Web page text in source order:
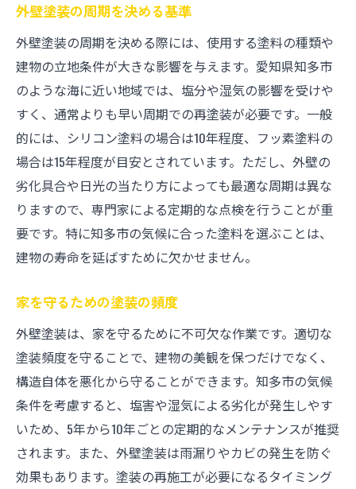
外壁塗装の周期を決める基準
外壁塗装の周期を決める際には、使用する塗料の種類や
建物の立地条件が大きな影響を与えます。愛知県知多市
のような海に近い地域では、塩分や湿気の影響を受けや
すく、通常よりも早い周期での再塗装が必要です。一般
的には、シリコン塗料の場合は10年程度、フッ素塗料の
場合は15年程度が目安とされています。ただし、外壁の
劣化具合や日光の当たり方によっても最適な周期は異な
りますので、専門家による定期的な点検を行うことが重
要です。特に知多市の気候に合った塗料を選ぶことは、
建物の寿命を延ばすために欠かせません。
家を守るための塗装の頻度
外壁塗装は、家を守るために不可欠な作業です。適切な
塗装頻度を守ることで、建物の美観を保つだけでなく、
構造自体を悪化から守ることができます。知多市の気候
条件を考慮すると、塩害や湿気による劣化が発生しやす
いため、5年から10年ごとの定期的なメンテナンスが推奨
されます。また、外壁塗装は雨漏りやカビの発生を防ぐ
効果もあります。塗装の再施工が必要になるタイミング